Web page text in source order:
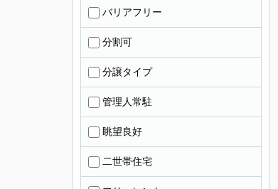
バリアフリー
分割可
分譲タイプ
管理人常駐
眺望良好
二世帯住宅